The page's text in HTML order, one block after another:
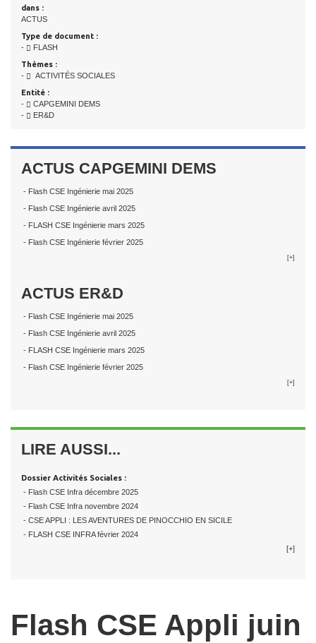
dans :
ACTUS
Type de document :
-
FLASH
Thèmes :
-
ACTIVITÉS SOCIALES
Entité :
-
CAPGEMINI DEMS
-
ER&D
ACTUS CAPGEMINI DEMS
- Flash CSE Ingénierie mai 2025
- Flash CSE Ingénierie avril 2025
- FLASH CSE Ingénierie mars 2025
- Flash CSE Ingénierie février 2025
[+]
ACTUS ER&D
- Flash CSE Ingénierie mai 2025
- Flash CSE Ingénierie avril 2025
- FLASH CSE Ingénierie mars 2025
- Flash CSE Ingénierie février 2025
[+]
LIRE AUSSI...
Dossier Activités Sociales :
- Flash CSE Infra décembre 2025
- Flash CSE Infra novembre 2024
- CSE APPLI : LES AVENTURES DE PINOCCHIO EN SICILE
- FLASH CSE INFRA février 2024
[+]
Flash CSE Appli juin